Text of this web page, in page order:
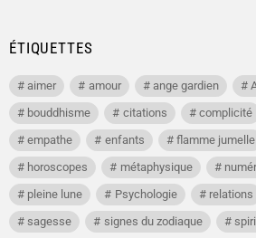
ÉTIQUETTES
aimer amour ange gardien
bouddhisme
citations complicité
empathe
enfants flamme jumelle
horoscopes
métaphysique
pleine lune
Psychologie relations
sagesse
signes du zodiaque